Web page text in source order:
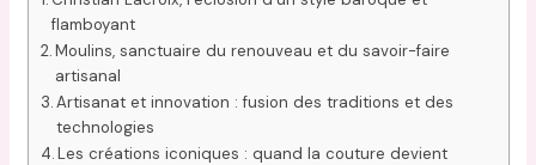
flamboyant
Moulins, sanctuaire du renouveau et du savoir-faire
artisanal
Artisanat et innovation : fusion des traditions et des
technologies
Les créations iconiques : quand la couture devient